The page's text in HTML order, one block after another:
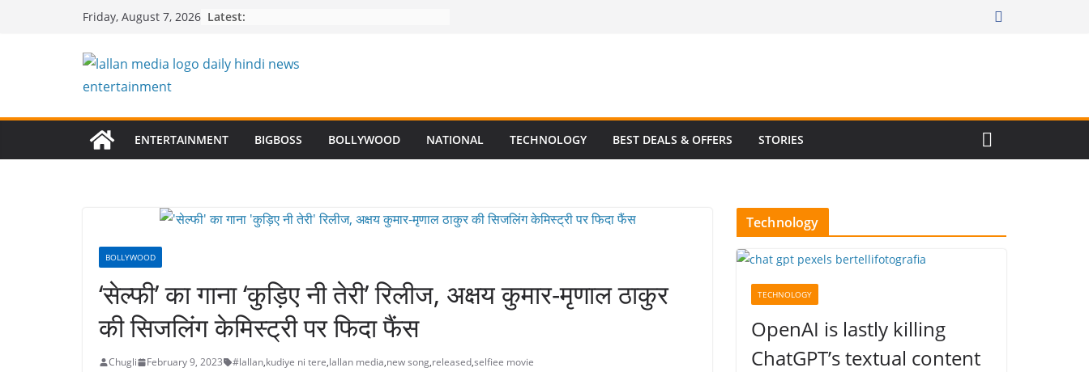
Friday, August 7, 2026 Latest:
ENTERTAINMENT BIGBOSS BOLLYWOOD NATIONAL TECHNOLOGY BEST DEALS & OFFERS STORIES
BOLLYWOOD
‘सेल्फी’ का गाना ‘कुड़िए नी तेरी’ रिलीज, अक्षय कुमार-मृणाल ठाकुर
की सिजलिंग केमिस्ट्री पर फिदा फैंस
Chugli February 9, 2023 #lallan,kudiye ni tere,lallan media,new song,released,selfiee movie
Technology
TECHNOLOGY
OpenAI is lastly killing
ChatGPT’s textual content